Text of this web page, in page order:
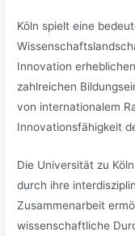
Köln spielt eine
Innovation
zahlreichen
von internationalem
Innovationsfähigkeit
Die Universität zu
durch ihre
Zusammenarbeit
wissenschaftliche